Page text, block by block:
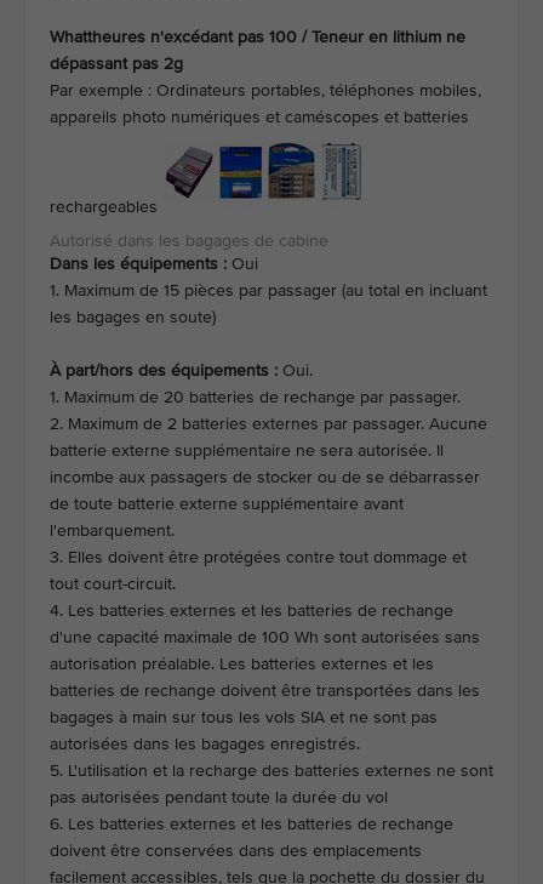
Whattheures n'excédant pas 100 / Teneur en lithium ne
dépassant pas 2g
Par exemple : Ordinateurs portables, téléphones mobiles,
appareils photo numériques et caméscopes et batteries
rechargeables
Dans les équipements : Oui
1. Maximum de 15 pièces par passager (au total en incluant
les bagages en soute)
À part/hors des équipements : Oui.
1. Maximum de 20 batteries de rechange par passager.
2. Maximum de 2 batteries externes par passager. Aucune
batterie externe supplémentaire ne sera autorisée. Il
incombe aux passagers de stocker ou de se débarrasser
de toute batterie externe supplémentaire avant
l'embarquement.
3. Elles doivent être protégées contre tout dommage et
tout court-circuit.
4. Les batteries externes et les batteries de rechange
d'une capacité maximale de 100 Wh sont autorisées sans
autorisation préalable. Les batteries externes et les
batteries de rechange doivent être transportées dans les
bagages à main sur tous les vols SIA et ne sont pas
autorisées dans les bagages enregistrés.
5. L'utilisation et la recharge des batteries externes ne sont
pas autorisées pendant toute la durée du vol
6. Les batteries externes et les batteries de rechange
doivent être conservées dans des emplacements
facilement accessibles, tels que la pochette du dossier du